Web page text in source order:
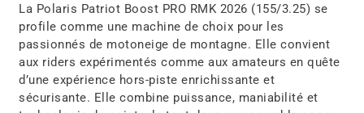
La Polaris Patriot Boost PRO RMK 2026 (155/3.25) se
profile comme une machine de choix pour les
passionnés de motoneige de montagne. Elle convient
aux riders expérimentés comme aux amateurs en quête
d’une expérience hors-piste enrichissante et
sécurisante. Elle combine puissance, maniabilité et